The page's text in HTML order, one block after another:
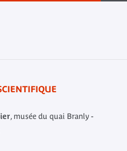
, musée du quai Branly -